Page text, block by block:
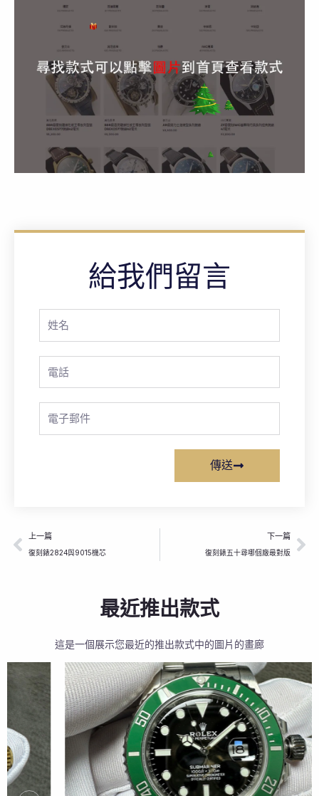
給我們留言
Name
傳送
上一頁
上一篇
復刻錶2824與9015機芯
下一篇
復刻錶五十尋哪個廠最對版
下
最近推出款式
這是一個展示您最近的推出款式中的圖片的畫廊